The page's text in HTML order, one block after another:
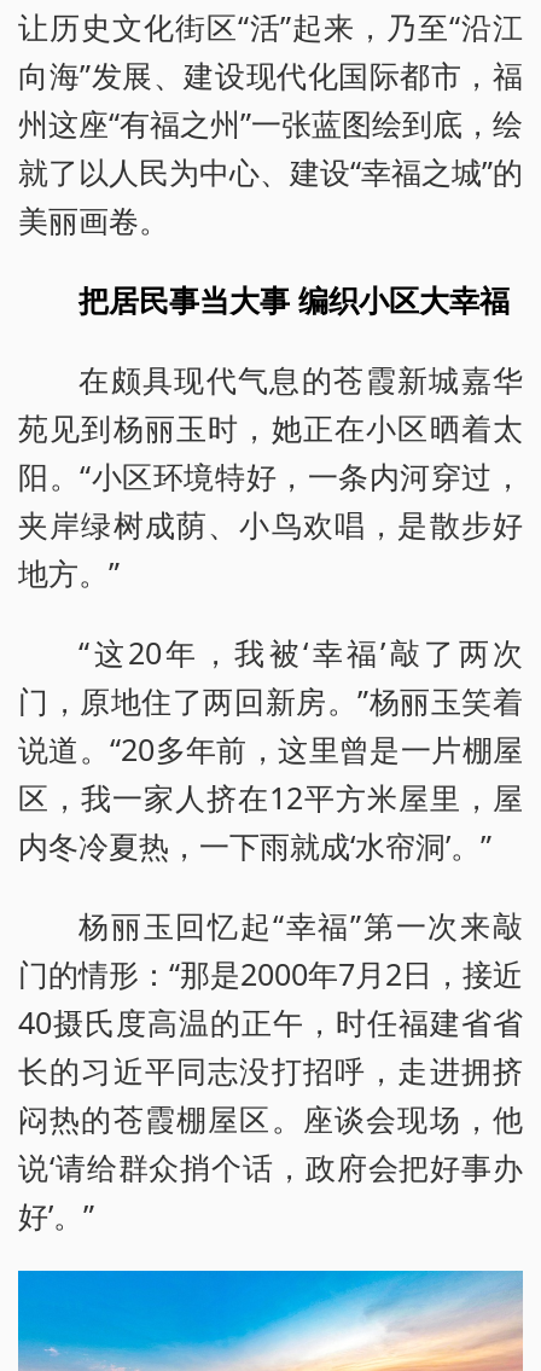
让历史文化街区“活”起来，乃至“沿江
向海”发展、建设现代化国际都市，福
州这座“有福之州”一张蓝图绘到底，绘
就了以人民为中心、建设“幸福之城”的
美丽画卷。
把居民事当大事 编织小区大幸福
在颇具现代气息的苍霞新城嘉华
苑见到杨丽玉时，她正在小区晒着太
阳。“小区环境特好，一条内河穿过，
夹岸绿树成荫、小鸟欢唱，是散步好
地方。”
“这20年，我被‘幸福’敲了两次
门，原地住了两回新房。”杨丽玉笑着
说道。“20多年前，这里曾是一片棚屋
区，我一家人挤在12平方米屋里，屋
内冬冷夏热，一下雨就成‘水帘洞’。”
杨丽玉回忆起“幸福”第一次来敲
门的情形：“那是2000年7月2日，接近
40摄氏度高温的正午，时任福建省省
长的习近平同志没打招呼，走进拥挤
闷热的苍霞棚屋区。座谈会现场，他
说‘请给群众捎个话，政府会把好事办
好’。”